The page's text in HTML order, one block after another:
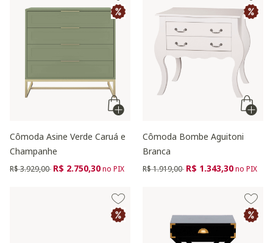
Cômoda Asine Verde Caruá e
Champanhe
Preço reduzido de
R$ 3.929,00 para
R$ 2.750,30no PIX
Cômoda Bombe Aguitoni
Branca
Preço reduzido de
R$ 1.919,00 para
R$ 1.343,30no PIX